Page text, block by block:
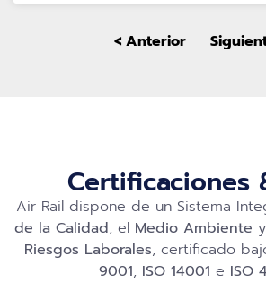
< Anterior
Certificaciones
Air Rail dispone de un Sistema
de la Calidad, el Medio Ambiente
Riesgos Laborales, certificado
9001, ISO 14001 e ISO